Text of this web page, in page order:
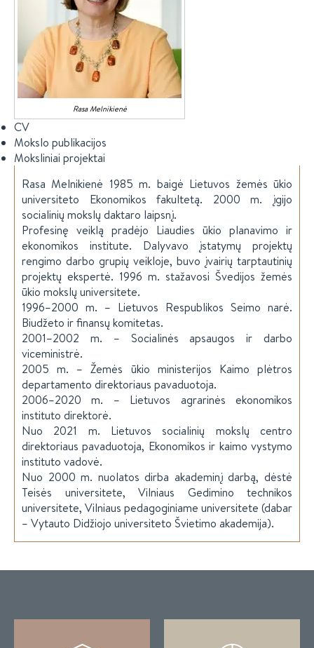
Rasa Melnikienė
CV
Mokslo publikacijos
Moksliniai projektai
Rasa Melnikienė 1985 m. baigė Lietuvos žemės ūkio
universiteto Ekonomikos fakultetą. 2000 m. įgijo
socialinių mokslų daktaro laipsnį.
Profesinę veiklą pradėjo Liaudies ūkio planavimo ir
ekonomikos institute. Dalyvavo įstatymų projektų
rengimo darbo grupių veikloje, buvo įvairių tarptautinių
projektų ekspertė. 1996 m. stažavosi Švedijos žemės
ūkio mokslų universitete.
1996–2000 m. – Lietuvos Respublikos Seimo narė.
Biudžeto ir finansų komitetas.
2001–2002 m. – Socialinės apsaugos ir darbo
viceministrė.
2005 m. – Žemės ūkio ministerijos Kaimo plėtros
departamento direktoriaus pavaduotoja.
2006–2020 m. – Lietuvos agrarinės ekonomikos
instituto direktorė.
Nuo 2021 m. Lietuvos socialinių mokslų centro
direktoriaus pavaduotoja, Ekonomikos ir kaimo vystymo
instituto vadovė.
Nuo 2000 m. nuolatos dirba akademinį darbą, dėstė
Teisės universitete, Vilniaus Gedimino technikos
universitete, Vilniaus pedagoginiame universitete (dabar
– Vytauto Didžiojo universiteto Švietimo akademija).